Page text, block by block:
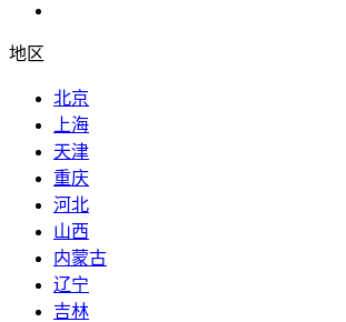
地区
北京
上海
天津
重庆
河北
山西
内蒙古
辽宁
吉林